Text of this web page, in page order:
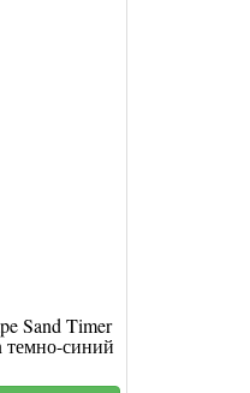
Sand Timer
темно-синий